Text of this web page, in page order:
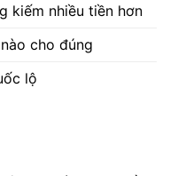
kiếm nhiều tiền hơn
cho đúng
lộ